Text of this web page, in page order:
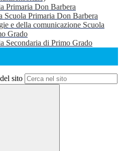
Primaria Don Barbera
Scuola Primaria Don Barbera
e della comunicazione Scuola
Grado
Secondaria di Primo Grado
sito